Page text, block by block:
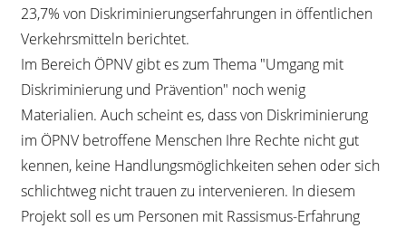
23,7% von Diskriminierungserfahrungen in öffentlichen
Verkehrsmitteln berichtet.
Im Bereich ÖPNV gibt es zum Thema "Umgang mit
Diskriminierung und Prävention" noch wenig
Materialien. Auch scheint es, dass von Diskriminierung
im ÖPNV betroffene Menschen Ihre Rechte nicht gut
kennen, keine Handlungsmöglichkeiten sehen oder sich
schlichtweg nicht trauen zu intervenieren. In diesem
Projekt soll es um Personen mit Rassismus-Erfahrung